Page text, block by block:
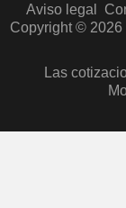
Aviso legal
Copyright © 2026
Las